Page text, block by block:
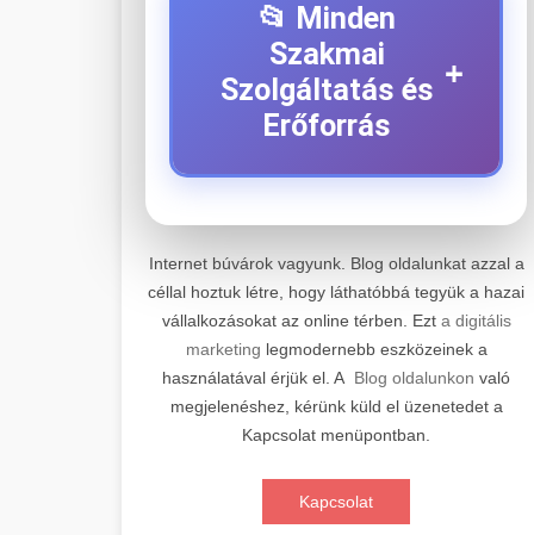
📂 Minden
Szakmai
Szolgáltatás és
Erőforrás
+
+
Professzionális elektromos roller
javítási és karbantartási szolgáltatások.
Szakértő technikusaink minőségi
szervízt nyújtanak minden jelentős
márkához és modellhez.
Szervizközpont Látogatása
📊 2. Online Marketing
Ügynökség
+
Átfogó online marketing
szolgáltatások, beleértve a SEO-t,
közösségi média kezelést és digitális
hirdetéseket. Növekedés elérése
Elektromos Roller
Internet búvárok vagyunk. Blog oldalunkat azzal a
céllal hoztuk létre, hogy láthatóbbá tegyük a hazai
vállalkozásokat az online térben. Ezt a digitális
marketing legmodernebb eszközeinek a
használatával érjük el. A Blog oldalunkon való
megjelenéshez, kérünk küld el üzenetedet a
Kapcsolat menüpontban.
Kapcsolat